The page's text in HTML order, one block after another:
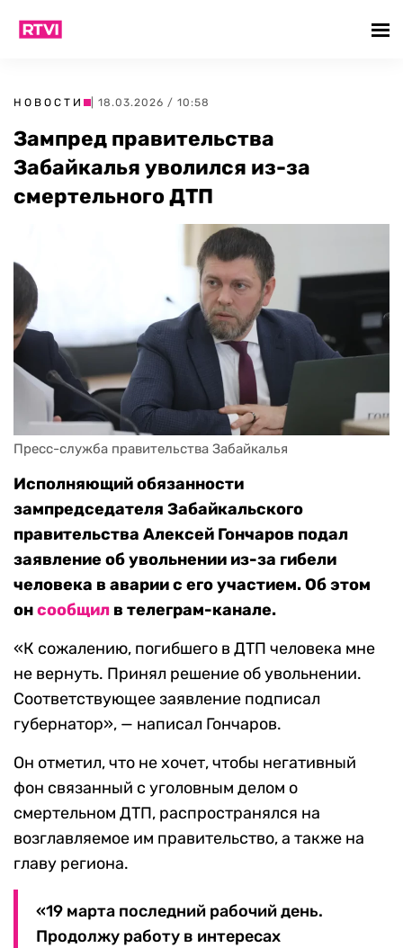
НОВОСТИ | 18.03.2026 / 10:58
Зампред правительства
Забайкалья уволился из-за
смертельного ДТП
Пресс-служба правительства Забайкалья
Исполняющий обязанности
зампредседателя Забайкальского
правительства Алексей Гончаров подал
заявление об увольнении из-за гибели
человека в аварии с его участием. Об этом
онсообщил в телеграм-канале.
«К сожалению, погибшего в ДТП человека мне
не вернуть. Принял решение об увольнении.
Соответствующее заявление подписал
губернатор», — написал Гончаров.
Он отметил, что не хочет, чтобы негативный
фон связанный с уголовным делом о
смертельном ДТП, распространялся на
возглавляемое им правительство, а также на
главу региона.
«19 марта последний рабочий день.
Продолжу работу в интересах